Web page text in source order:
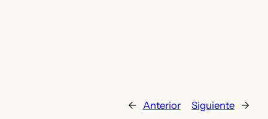
← Anterior Siguiente →